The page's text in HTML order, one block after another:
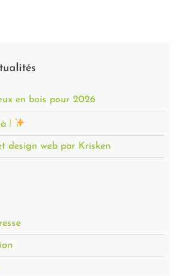
en bois pour 2026
!
design web par Krisken